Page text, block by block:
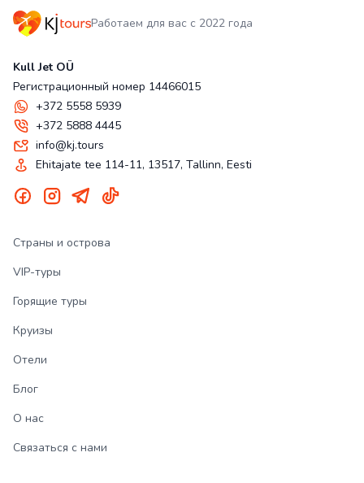
Работаем для вас с 2022 года
Kull Jet OÜ
Регистрационный номер 14466015
+372 5558 5939
+372 5888 4445
info@kj.tours
Ehitajate tee 114-11, 13517, Tallinn, Eesti
Страны и острова
VIP-туры
Горящие туры
Круизы
Отели
Блог
О нас
Связаться с нами